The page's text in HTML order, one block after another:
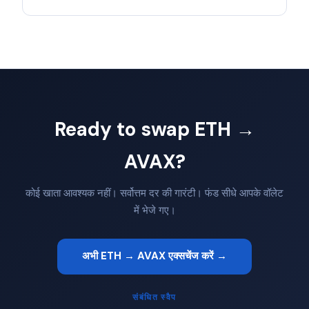
Ready to swap ETH →
AVAX?
कोई खाता आवश्यक नहीं। सर्वोत्तम दर की गारंटी। फंड सीधे आपके वॉलेट
में भेजे गए।
अभी ETH → AVAX एक्सचेंज करें →
संबंधित स्वैप